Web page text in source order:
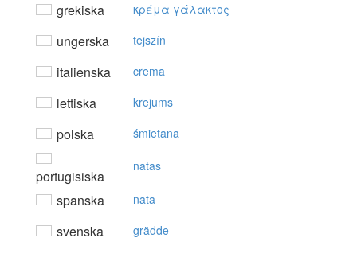
grekiska κρέμα γάλακτoς
ungerska tejszín
italienska crema
lettiska krējums
polska śmietana
portugisiska
natas
spanska nata
svenska grädde